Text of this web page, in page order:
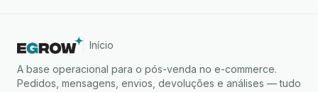
Início
A base operacional para o pós-venda no e-commerce.
Pedidos, mensagens, envios, devoluções e análises — tudo